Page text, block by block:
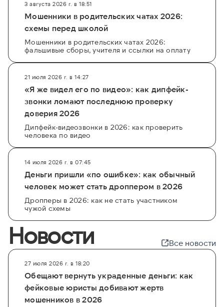
3 августа 2026 г. в 18:51
Мошенники в родительских чатах 2026:
схемы перед школой
Мошенники в родительских чатах 2026:
фальшивые сборы, учителя и ссылки на оплату
21 июля 2026 г. в 14:27
«Я же видел его по видео»: как дипфейк-
звонки ломают последнюю проверку
доверия 2026
Дипфейк-видеозвонки в 2026: как проверить
человека по видео
14 июля 2026 г. в 07:45
Деньги пришли «по ошибке»: как обычный
человек может стать дроппером в 2026
Дропперы в 2026: как не стать участником
чужой схемы
Новости Все новости
27 июля 2026 г. в 18:20
Обещают вернуть украденные деньги: как
фейковые юристы добивают жертв
мошенников в 2026